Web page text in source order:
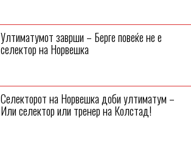
Ултиматумот заврши – Берге повеќе не е
селектор на Норвешка
Селекторот на Норвешка доби ултиматум –
Или селектор или тренер на Колстад!